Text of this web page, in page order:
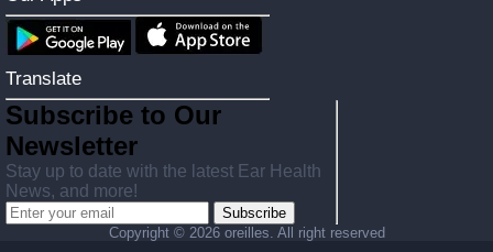
Translate
Subscribe to Our
Newsletter
Stay up to date with the latest Ear Health
News, and more!
Subscribe
Copyright © 2026 oreilles. All right reserved